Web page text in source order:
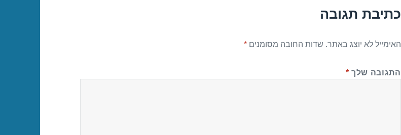
כתיבת תגובה
האימייל לא יוצג באתר. שדות החובה מסומנים*
התגובה שלך *